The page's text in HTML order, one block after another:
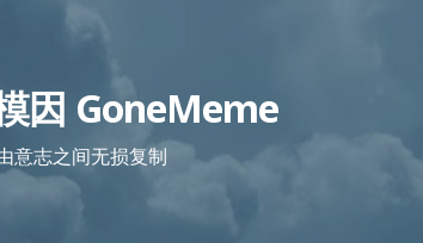
因 GoneMeme
意志之间无损复制